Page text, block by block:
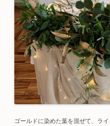
ゴールドに染めた葉を混ぜて、ラ